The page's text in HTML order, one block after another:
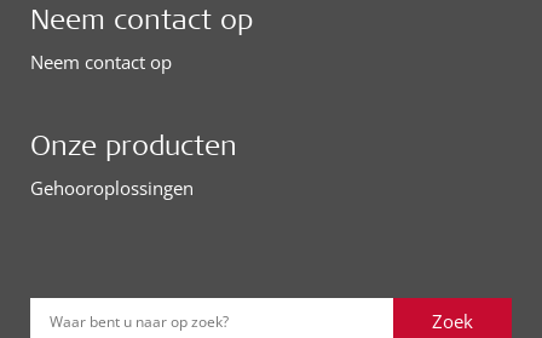
Neem contact op
Neem contact op
Onze producten
Gehooroplossingen
Waar bent u naar op zoek? Zoek